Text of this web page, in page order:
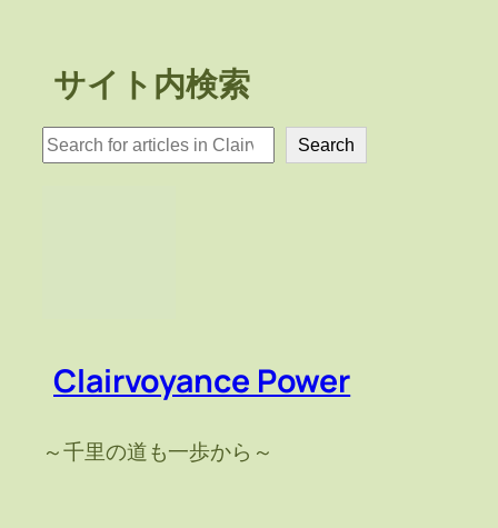
サイト内検索
検
索
Search
Clairvoyance Power
～千里の道も一歩から～